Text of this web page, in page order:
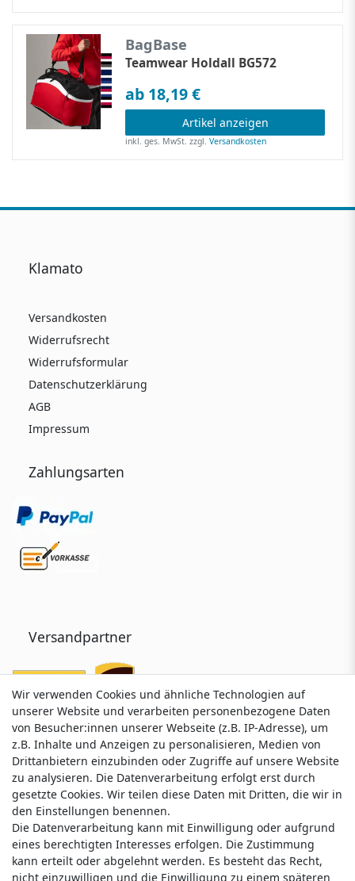
BagBase
Teamwear Holdall BG572
ab 18,19 €
Artikel anzeigen
inkl. ges. MwSt. zzgl.Versandkosten
Klamato
Versandkosten
Widerrufsrecht
Widerrufsformular
Datenschutzerklärung
AGB
Impressum
Zahlungsarten
Versandpartner
Service & Kontakt
Wünschen Sie einen Rückruf?
service@klamato.de
Wir verwenden Cookies und ähnliche Technologien auf
unserer Website und verarbeiten personenbezogene Daten
von Besucher:innen unserer Webseite (z.B. IP-Adresse), um
z.B. Inhalte und Anzeigen zu personalisieren, Medien von
Drittanbietern einzubinden oder Zugriffe auf unsere Website
zu analysieren. Die Datenverarbeitung erfolgt erst durch
gesetzte Cookies. Wir teilen diese Daten mit Dritten, die wir in
den Einstellungen benennen.
Die Datenverarbeitung kann mit Einwilligung oder aufgrund
eines berechtigten Interesses erfolgen. Die Zustimmung
kann erteilt oder abgelehnt werden. Es besteht das Recht,
nicht einzuwilligen und die Einwilligung zu einem späteren
Wir verwenden Cookies und ähnliche Technologien auf
unserer Website und verarbeiten personenbezogene Daten
von Besucher:innen unserer Webseite (z.B. IP-Adresse), um
z.B. Inhalte und Anzeigen zu personalisieren, Medien von
Drittanbietern einzubinden oder Zugriffe auf unsere Website
zu analysieren. Die Datenverarbeitung erfolgt erst durch
gesetzte Cookies. Wir teilen diese Daten mit Dritten, die wir in
den Einstellungen benennen.
Die Datenverarbeitung kann mit Einwilligung oder aufgrund
eines berechtigten Interesses erfolgen. Die Zustimmung
kann erteilt oder abgelehnt werden. Es besteht das Recht,
nicht einzuwilligen und die Einwilligung zu einem späteren